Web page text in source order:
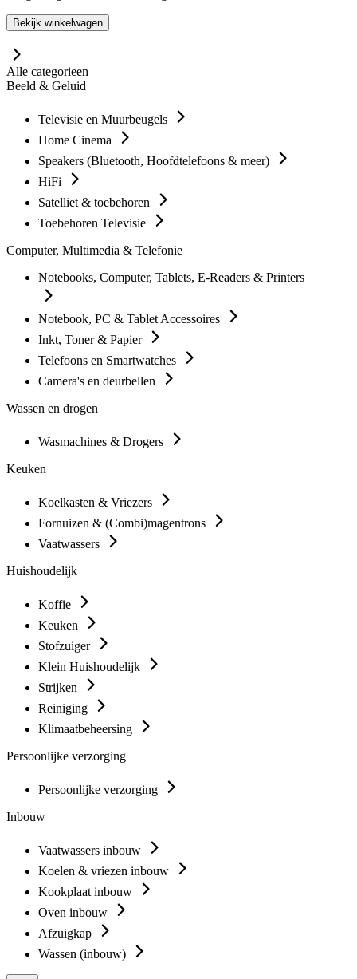
Bekijk winkelwagen
Alle categorieen
Beeld & Geluid
Televisie en Muurbeugels
Home Cinema
Speakers (Bluetooth, Hoofdtelefoons & meer)
HiFi
Satelliet & toebehoren
Toebehoren Televisie
Computer, Multimedia & Telefonie
Notebooks, Computer, Tablets, E-Readers & Printers
Notebook, PC & Tablet Accessoires
Inkt, Toner & Papier
Telefoons en Smartwatches
Camera's en deurbellen
Wassen en drogen
Wasmachines & Drogers
Keuken
Koelkasten & Vriezers
Fornuizen & (Combi)magentrons
Vaatwassers
Huishoudelijk
Koffie
Keuken
Stofzuiger
Klein Huishoudelijk
Strijken
Reiniging
Klimaatbeheersing
Persoonlijke verzorging
Persoonlijke verzorging
Inbouw
Vaatwassers inbouw
Koelen & vriezen inbouw
Kookplaat inbouw
Oven inbouw
Afzuigkap
Wassen (inbouw)